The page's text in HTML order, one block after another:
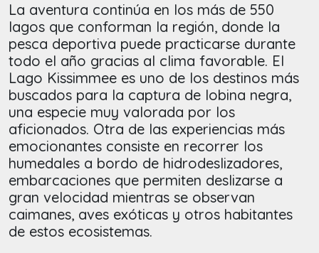
La aventura continúa en los más de 550
lagos que conforman la región, donde la
pesca deportiva puede practicarse durante
todo el año gracias al clima favorable. El
Lago Kissimmee es uno de los destinos más
buscados para la captura de lobina negra,
una especie muy valorada por los
aficionados. Otra de las experiencias más
emocionantes consiste en recorrer los
humedales a bordo de hidrodeslizadores,
embarcaciones que permiten deslizarse a
gran velocidad mientras se observan
caimanes, aves exóticas y otros habitantes
de estos ecosistemas.